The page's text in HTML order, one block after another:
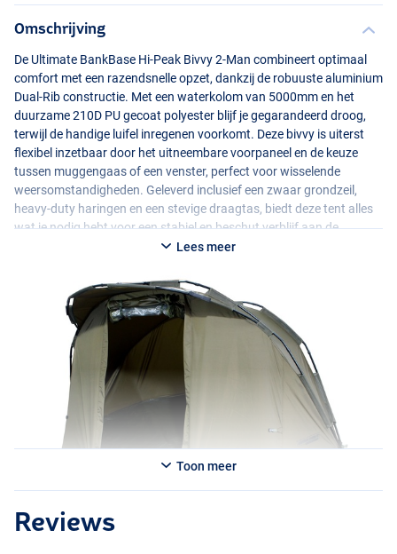
Omschrijving
De Ultimate BankBase Hi-Peak Bivvy 2-Man combineert optimaal
comfort met een razendsnelle opzet, dankzij de robuuste aluminium
Dual-Rib constructie. Met een waterkolom van 5000mm en het
duurzame 210D PU gecoat polyester blijf je gegarandeerd droog,
terwijl de handige luifel inregenen voorkomt. Deze bivvy is uiterst
flexibel inzetbaar door het uitneembare voorpaneel en de keuze
tussen muggengaas of een venster, perfect voor wisselende
weersomstandigheden. Geleverd inclusief een zwaar grondzeil,
heavy-duty haringen en een stevige draagtas, biedt deze tent alles
wat je nodig hebt voor een stabiel en beschut verblijf aan de
Lees meer
Toon meer
Reviews